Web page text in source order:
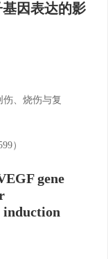
因表达的影
、烧伤与复
）
gene
induction